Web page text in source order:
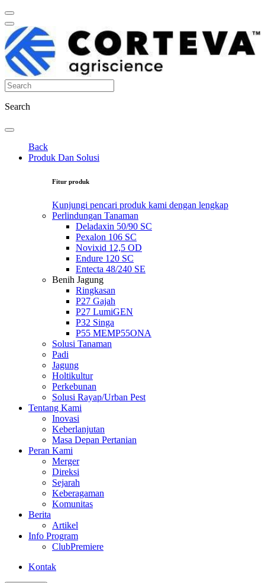
Search
Back
Produk Dan Solusi
Fitur produk
Kunjungi pencari produk kami dengan lengkap
Perlindungan Tanaman
Deladaxin 50/90 SC
Pexalon 106 SC
Novixid 12,5 OD
Endure 120 SC
Entecta 48/240 SE
Benih Jagung
Ringkasan
P27 Gajah
P27 LumiGEN
P32 Singa
P55 MEMP55ONA
Solusi Tanaman
Padi
Jagung
Holtikultur
Perkebunan
Solusi Rayap/Urban Pest
Tentang Kami
Inovasi
Keberlanjutan
Masa Depan Pertanian
Peran Kami
Merger
Direksi
Sejarah
Keberagaman
Komunitas
Berita
Artikel
Info Program
ClubPremiere
Kontak